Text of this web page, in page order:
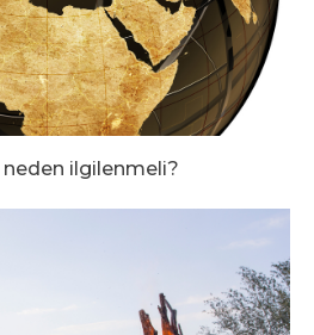
ilgilenmeli?